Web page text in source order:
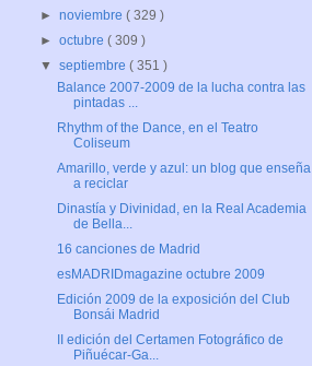
►noviembre( 329 )
►octubre( 309 )
▼septiembre( 351 )
Balance 2007-2009 de la lucha contra las
pintadas ...
Rhythm of the Dance, en el Teatro
Coliseum
Amarillo, verde y azul: un blog que enseña
a reciclar
Dinastía y Divinidad, en la Real Academia
de Bella...
16 canciones de Madrid
esMADRIDmagazine octubre 2009
Edición 2009 de la exposición del Club
Bonsái Madrid
II edición del Certamen Fotográfico de
Piñuécar-Ga...